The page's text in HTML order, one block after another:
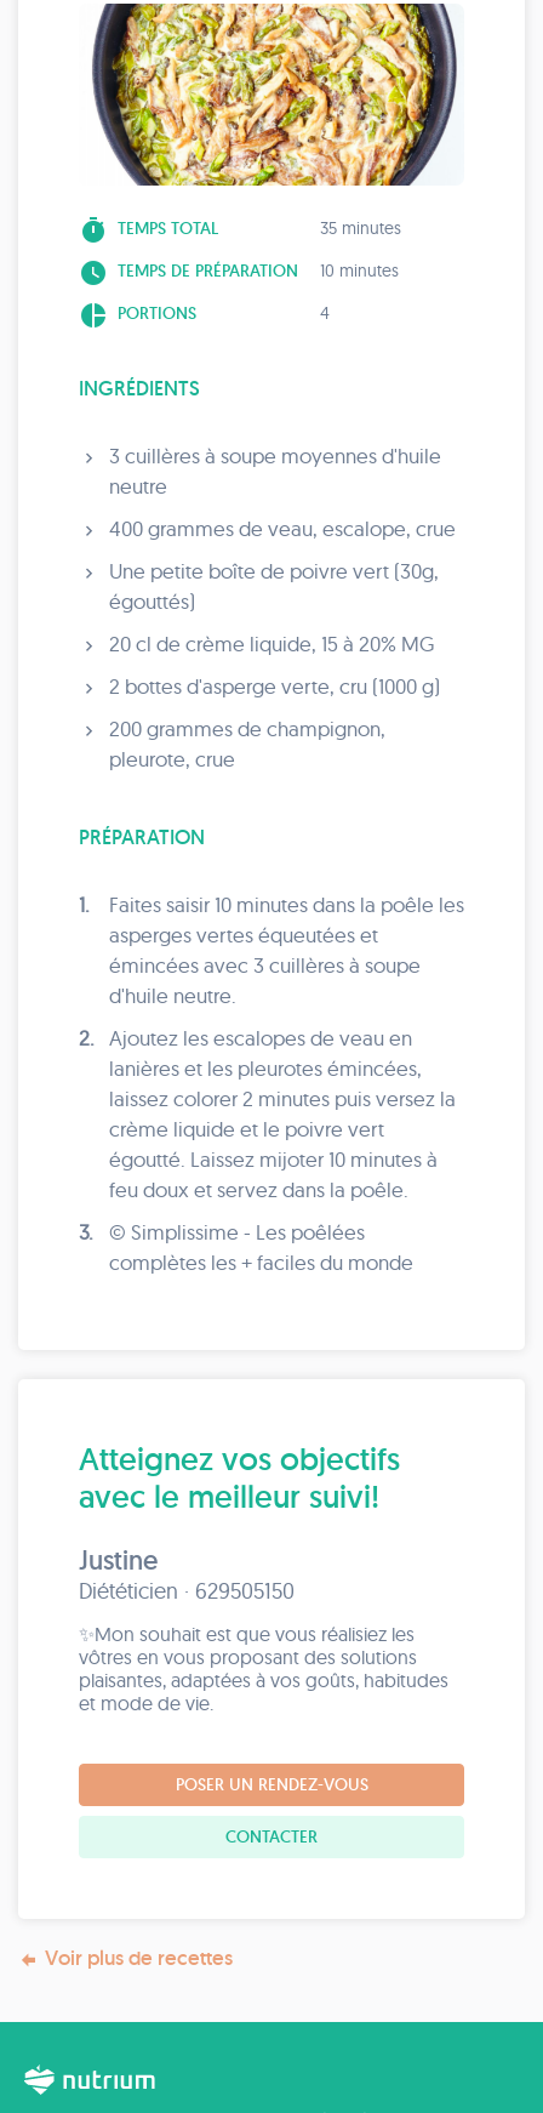
timer TEMPS TOTAL 35 minutes
watch_later TEMPS DE PRÉPARATION 10 minutes
pie_chart PORTIONS 4
INGRÉDIENTS
3 cuillères à soupe moyennes d'huile
neutre
400 grammes de veau, escalope, crue
Une petite boîte de poivre vert (30g,
égouttés)
20 cl de crème liquide, 15 à 20% MG
2 bottes d'asperge verte, cru (1000 g)
200 grammes de champignon,
pleurote, crue
PRÉPARATION
1.
Faites saisir 10 minutes dans la poêle les
asperges vertes équeutées et
émincées avec 3 cuillères à soupe
d'huile neutre.
2.
Ajoutez les escalopes de veau en
lanières et les pleurotes émincées,
laissez colorer 2 minutes puis versez la
crème liquide et le poivre vert
égoutté. Laissez mijoter 10 minutes à
feu doux et servez dans la poêle.
3.
© Simplissime - Les poêlées
complètes les + faciles du monde
Atteignez vos objectifs
avec le meilleur suivi!
Justine
Diététicien · 629505150
✨Mon souhait est que vous réalisiez les
vôtres en vous proposant des solutions
plaisantes, adaptées à vos goûts, habitudes
et mode de vie.
POSER UN RENDEZ-VOUS
CONTACTER
Voir plus de recettes